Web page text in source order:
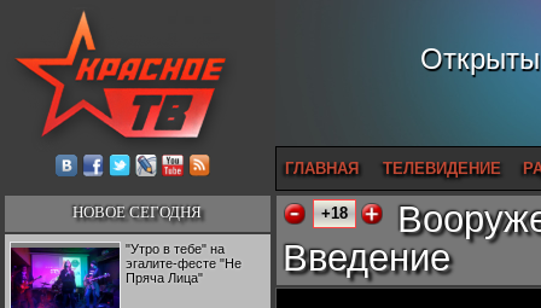
ГЛАВНАЯ ТЕЛЕВИДЕНИЕ
НОВОЕ СЕГОДНЯ
"Утро в тебе" на
эгалите-фесте "Не
Пряча Лица"
+18
Введение